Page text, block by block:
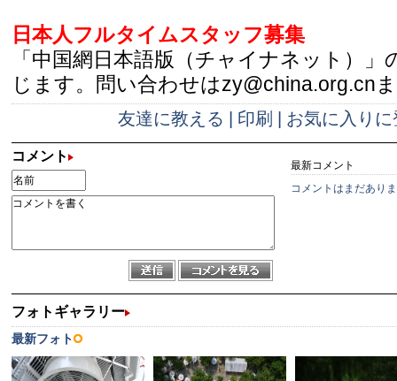
日本人フルタイムスタッフ募集
「中国網日本語版（チャイナネット）」
じます。問い合わせはzy@china.org.cn
友達に教える 印刷 お気に入りに
コメント
最新コメント
コメントはまだあり